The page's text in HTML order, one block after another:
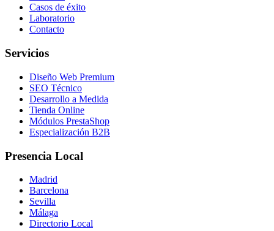
Casos de éxito
Laboratorio
Contacto
Servicios
Diseño Web Premium
SEO Técnico
Desarrollo a Medida
Tienda Online
Módulos PrestaShop
Especialización B2B
Presencia Local
Madrid
Barcelona
Sevilla
Málaga
Directorio Local